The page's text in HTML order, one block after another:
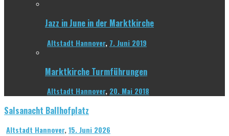
Jazz in June in der Marktkirche
Altstadt Hannover, 7. Juni 2019
Marktkirche Turmführungen
Altstadt Hannover, 20. Mai 2018
Salsanacht Ballhofplatz
Altstadt Hannover,15. Juni 2026